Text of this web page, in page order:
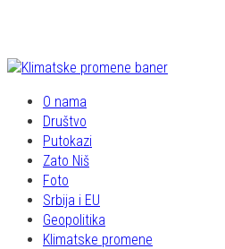
O nama
Društvo
Putokazi
Zato Niš
Foto
Srbija i EU
Geopolitika
Klimatske promene